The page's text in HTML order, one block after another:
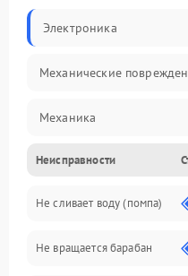
Электроника
Механические
Механика
Электропитание
Водоснабжение
Слив
Неисправности
Не сливает воду (помпа)
Не вращается барабан